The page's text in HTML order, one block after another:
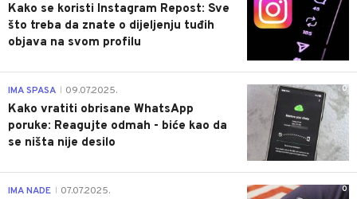
Kako se koristi Instagram Repost: Sve
što treba da znate o dijeljenju tuđih
objava na svom profilu
0
IMA SPASA 09.07.2025.
Kako vratiti obrisane WhatsApp
poruke: Reagujte odmah - biće kao da
se ništa nije desilo
0
IMA NADE 07.07.2025.